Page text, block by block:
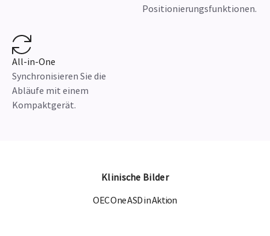
Positionierungsfunktionen.
All-in-One
Synchronisieren Sie die
Abläufe mit einem
Kompaktgerät.
Klinische Bilder
OEC One ASD in Aktion